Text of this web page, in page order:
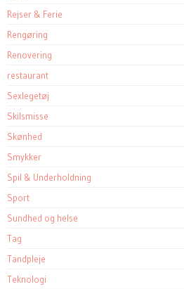
Rejser & Ferie
Rengøring
Renovering
restaurant
Sexlegetøj
Skilsmisse
Skønhed
Smykker
Spil & Underholdning
Sport
Sundhed og helse
Tag
Tandpleje
Teknologi